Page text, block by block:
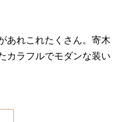
あれこれたくさん。寄木
カラフルでモダンな装い